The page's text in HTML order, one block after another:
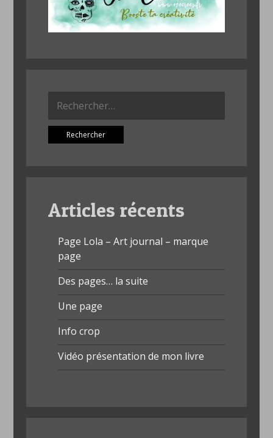
Articles récents
Page Lola – Art journal – marque
page
Des pages… la suite
Une page
Info crop
Vidéo présentation de mon livre